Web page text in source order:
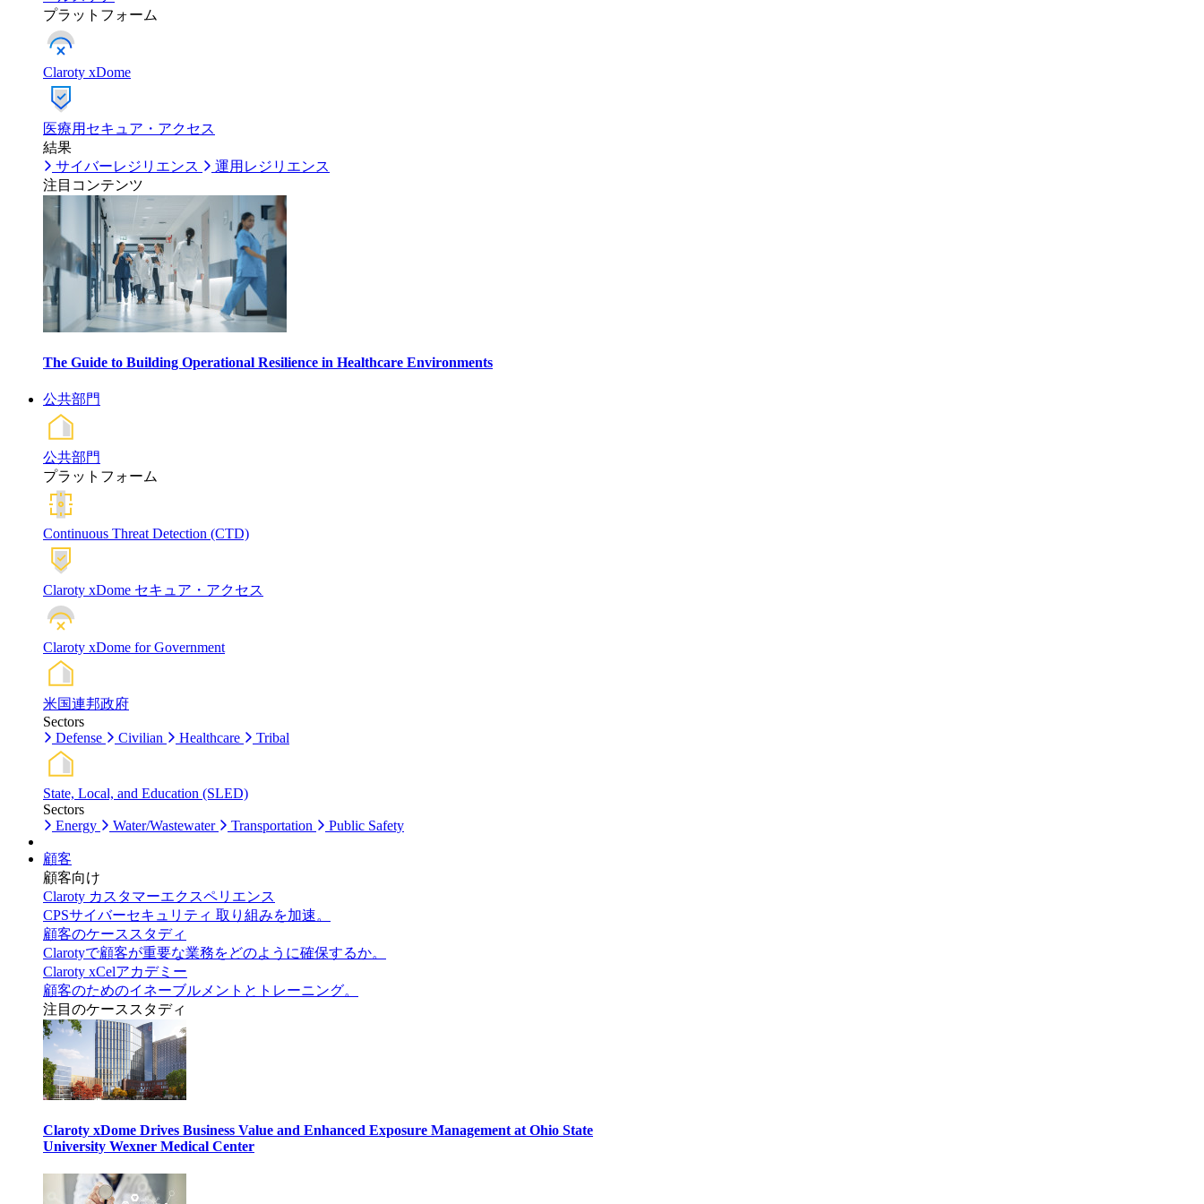
プラットフォーム
Claroty xDome
医療用セキュア・アクセス
結果
サイバーレジリエンス
運用レジリエンス
注目コンテンツ
The Guide to Building Operational Resilience in Healthcare Environments
公共部門
公共部門
プラットフォーム
Continuous Threat Detection (CTD)
Claroty xDome セキュア・アクセス
Claroty xDome for Government
米国連邦政府
Sectors
Defense
Civilian Healthcare Tribal
State, Local, and Education (SLED)
Sectors
Energy
Water/Wastewater Transportation Public Safety
顧客
顧客向け
Claroty カスタマーエクスペリエンス
CPSサイバーセキュリティ 取り組みを加速。
顧客のケーススタディ
Clarotyで顧客が重要な業務をどのように確保するか。
Claroty xCelアカデミー
顧客のためのイネーブルメントとトレーニング。
注目のケーススタディ
Claroty xDome Drives Business Value and Enhanced Exposure Management at Ohio State
University Wexner Medical Center